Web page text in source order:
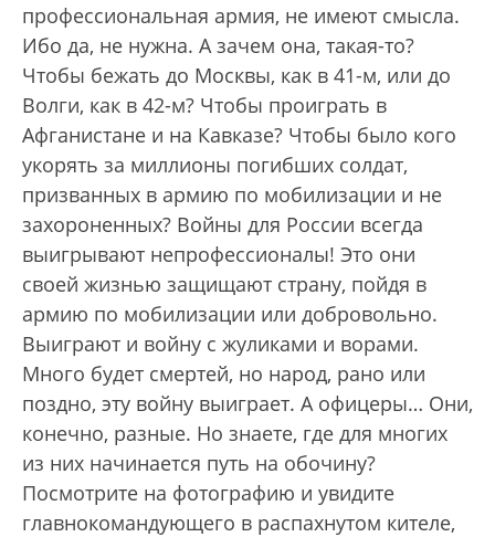
профессиональная армия, не имеют смысла.
Ибо да, не нужна. А зачем она, такая-то?
Чтобы бежать до Москвы, как в 41-м, или до
Волги, как в 42-м? Чтобы проиграть в
Афганистане и на Кавказе? Чтобы было кого
укорять за миллионы погибших солдат,
призванных в армию по мобилизации и не
захороненных? Войны для России всегда
выигрывают непрофессионалы! Это они
своей жизнью защищают страну, пойдя в
армию по мобилизации или добровольно.
Выиграют и войну с жуликами и ворами.
Много будет смертей, но народ, рано или
поздно, эту войну выиграет. А офицеры… Они,
конечно, разные. Но знаете, где для многих
из них начинается путь на обочину?
Посмотрите на фотографию и увидите
главнокомандующего в распахнутом кителе,